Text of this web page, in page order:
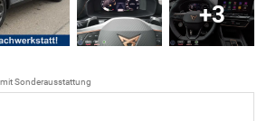
+3
Sonderausstattung